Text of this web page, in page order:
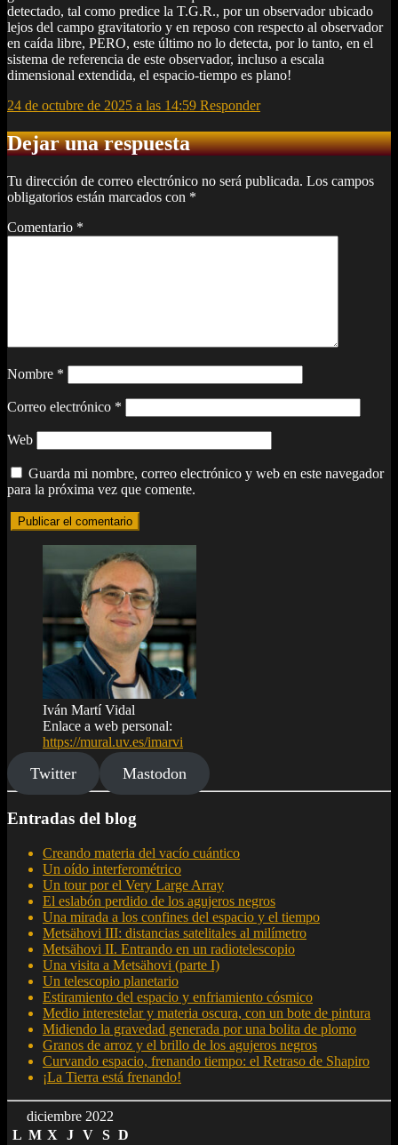
detectado, tal como predice la T.G.R., por un observador ubicado
lejos del campo gravitatorio y en reposo con respecto al observador
en caída libre, PERO, este último no lo detecta, por lo tanto, en el
sistema de referencia de este observador, incluso a escala
dimensional extendida, el espacio-tiempo es plano!
24 de octubre de 2025 a las 14:59 Responder
Dejar una respuesta
Tu dirección de correo electrónico no será publicada. Los campos
obligatorios están marcados con *
Comentario *
Nombre *
Correo electrónico *
Web
Guarda mi nombre, correo electrónico y web en este navegador
para la próxima vez que comente.
Iván Martí Vidal
Enlace a web personal:
https://mural.uv.es/imarvi
Twitter Mastodon
Entradas del blog
Creando materia del vacío cuántico
Un oído interferométrico
Un tour por el Very Large Array
El eslabón perdido de los agujeros negros
Una mirada a los confines del espacio y el tiempo
Metsähovi III: distancias satelitales al milímetro
Metsähovi II. Entrando en un radiotelescopio
Una visita a Metsähovi (parte I)
Un telescopio planetario
Estiramiento del espacio y enfriamiento cósmico
Medio interestelar y materia oscura, con un bote de pintura
Midiendo la gravedad generada por una bolita de plomo
Granos de arroz y el brillo de los agujeros negros
Curvando espacio, frenando tiempo: el Retraso de Shapiro
¡La Tierra está frenando!
diciembre 2022
L M X J V S D